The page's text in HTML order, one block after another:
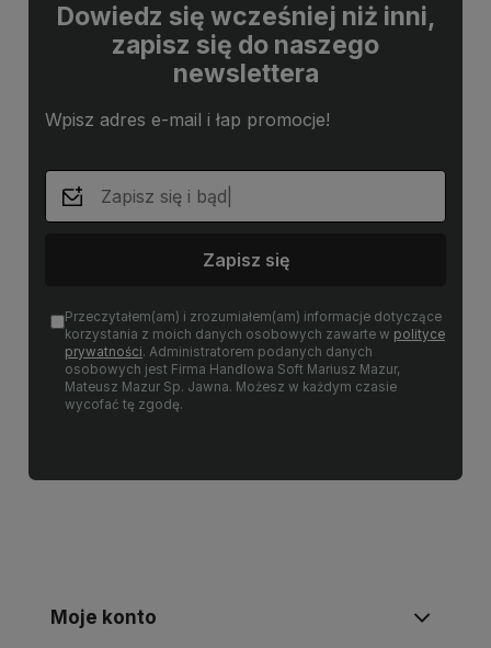
Dowiedz się wcześniej niż inni,
zapisz się do naszego
newslettera
Wpisz adres e-mail i łap promocje!
Zapisz się
Przeczytałem(am) i zrozumiałem(am) informacje dotyczące
korzystania z moich danych osobowych zawarte w polityce
prywatności. Administratorem podanych danych
osobowych jest Firma Handlowa Soft Mariusz Mazur,
Mateusz Mazur Sp. Jawna. Możesz w każdym czasie
wycofać tę zgodę.
Moje konto